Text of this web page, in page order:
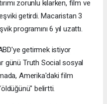
zorunlu kılarken, film ve
getirdi. Macaristan 3
programını 6 yıl uzattı.
getirmek istiyor
günü Truth Social sosyal
Amerika'daki film
belirtti.